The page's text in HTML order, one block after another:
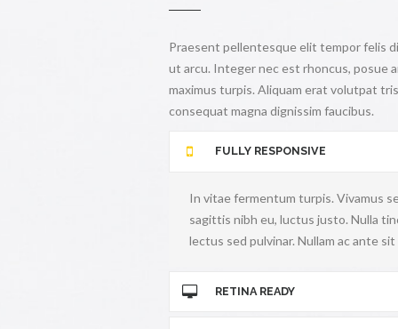
Praesent pellentesque elit tempor felis
ut arcu. Integer nec est rhoncus, posue
maximus turpis. Aliquam erat volutpat
consequat magna dignissim faucibus.
FULLY RESPONSIVE
In vitae fermentum turpis. Vivamus
sagittis nibh eu, luctus justo. Nulla
lectus sed pulvinar. Nullam ac ante
RETINA READY